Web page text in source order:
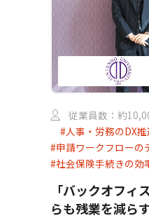
従業員数：約
#人事・労務のDX推
#申請ワークフローの
#社会保険手続きの効
「バックオフィ
らも残業を減ら